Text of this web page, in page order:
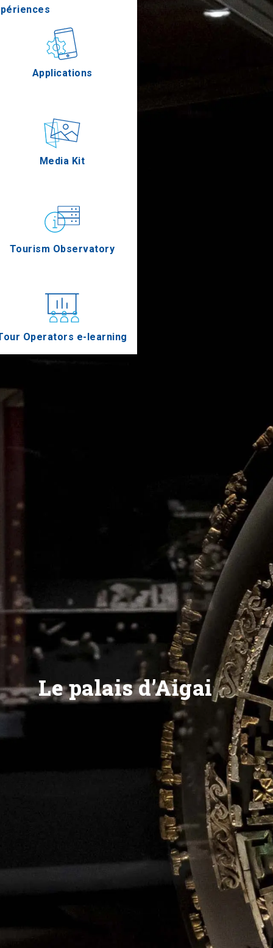
Applications
Media Kit
Tourism Observatory
Operators e-learning
Le palais d’Aigai